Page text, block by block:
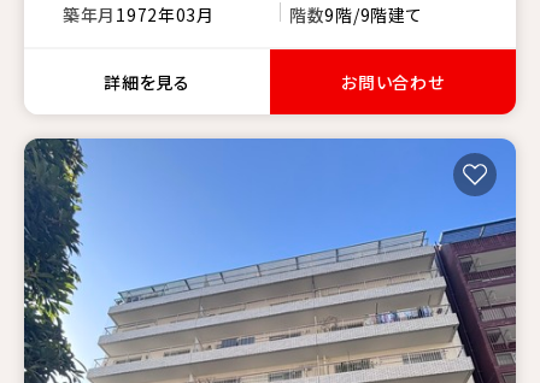
築年月 1972年03月 階数9階/9階建て
詳細を見る お問い合わせ